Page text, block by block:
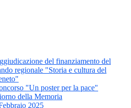
del finanziamento del
regionale "Storia e cultura del
"Un poster per la pace"
della Memoria
2025